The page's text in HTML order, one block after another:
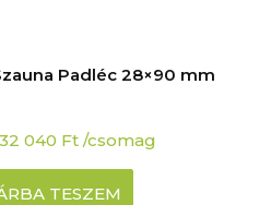
Padléc 28×90 mm
32 040 Ft /csomag
TESZEM